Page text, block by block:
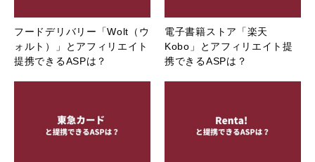
フードデリバリー「Wolt（ウ
ォルト）」とアフィリエイト
提携できるASPは？
電子書籍ストア「楽天
Kobo」とアフィリエイト提
携できるASPは？